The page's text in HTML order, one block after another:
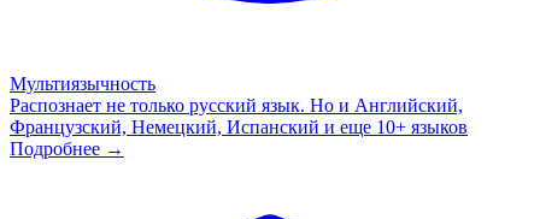
Мультиязычность
Распознает не только русский язык. Но и Английский,
Французский, Немецкий, Испанский и еще 10+ языков
Подробнее →